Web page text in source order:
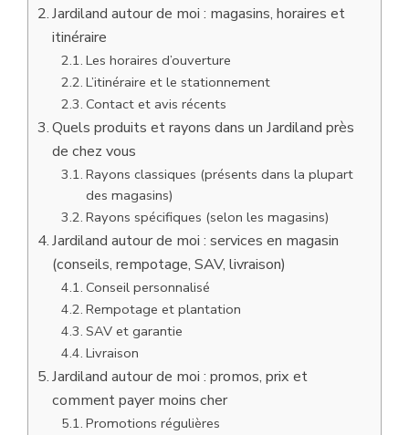
Jardiland autour de moi : magasins, horaires et
itinéraire
Les horaires d’ouverture
L’itinéraire et le stationnement
Contact et avis récents
Quels produits et rayons dans un Jardiland près
de chez vous
Rayons classiques (présents dans la plupart
des magasins)
Rayons spécifiques (selon les magasins)
Jardiland autour de moi : services en magasin
(conseils, rempotage, SAV, livraison)
Conseil personnalisé
Rempotage et plantation
SAV et garantie
Livraison
Jardiland autour de moi : promos, prix et
comment payer moins cher
Promotions régulières